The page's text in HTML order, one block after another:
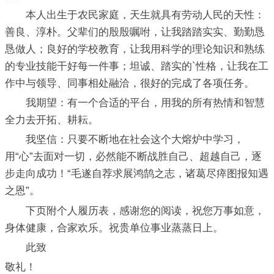
本人出生于农民家庭，天生就具有劳动人民的天性：
善良、淳朴。父辈们的殷殷嘱咐，让我踏踏实实、勤勤恳
恳做人；良好的学校教育，让我用科学的理论知识和熟练
的专业技能干好每一件事；坦诚、踏实的`性格，让我在工
作中与领导、同事相处融洽，很好的完成了各项任务。
我期望：有一个合适的平台，用我的所有热情和智慧
全力去开拓、耕耘。
我坚信：只要不断地在社会这个大熔炉中学习，
用“心”去面对一切，必然能不断战胜自己、超越自己，逐
步走向成功！“毛遂自荐求展鸿鹄之志，诸葛尽瘁图报知遇
之恩”。
下页附个人履历表，感谢您的阅读，祝您万事如意，
身体健康，合家欢乐。祝贵单位事业蒸蒸日上。
此致
敬礼！